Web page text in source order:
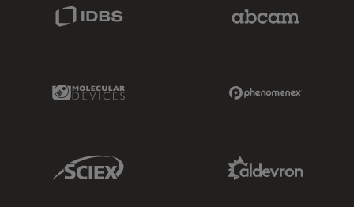
Molecular Devices Link
Sciex Link